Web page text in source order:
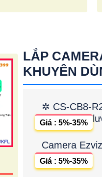
LẮP
KHUYÊN
✲ CS-CB8-
Giá : 5%-35%
Camera
Giá : 5%-35%